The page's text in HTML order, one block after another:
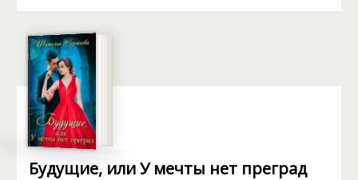
Будущие, или У мечты нет преград